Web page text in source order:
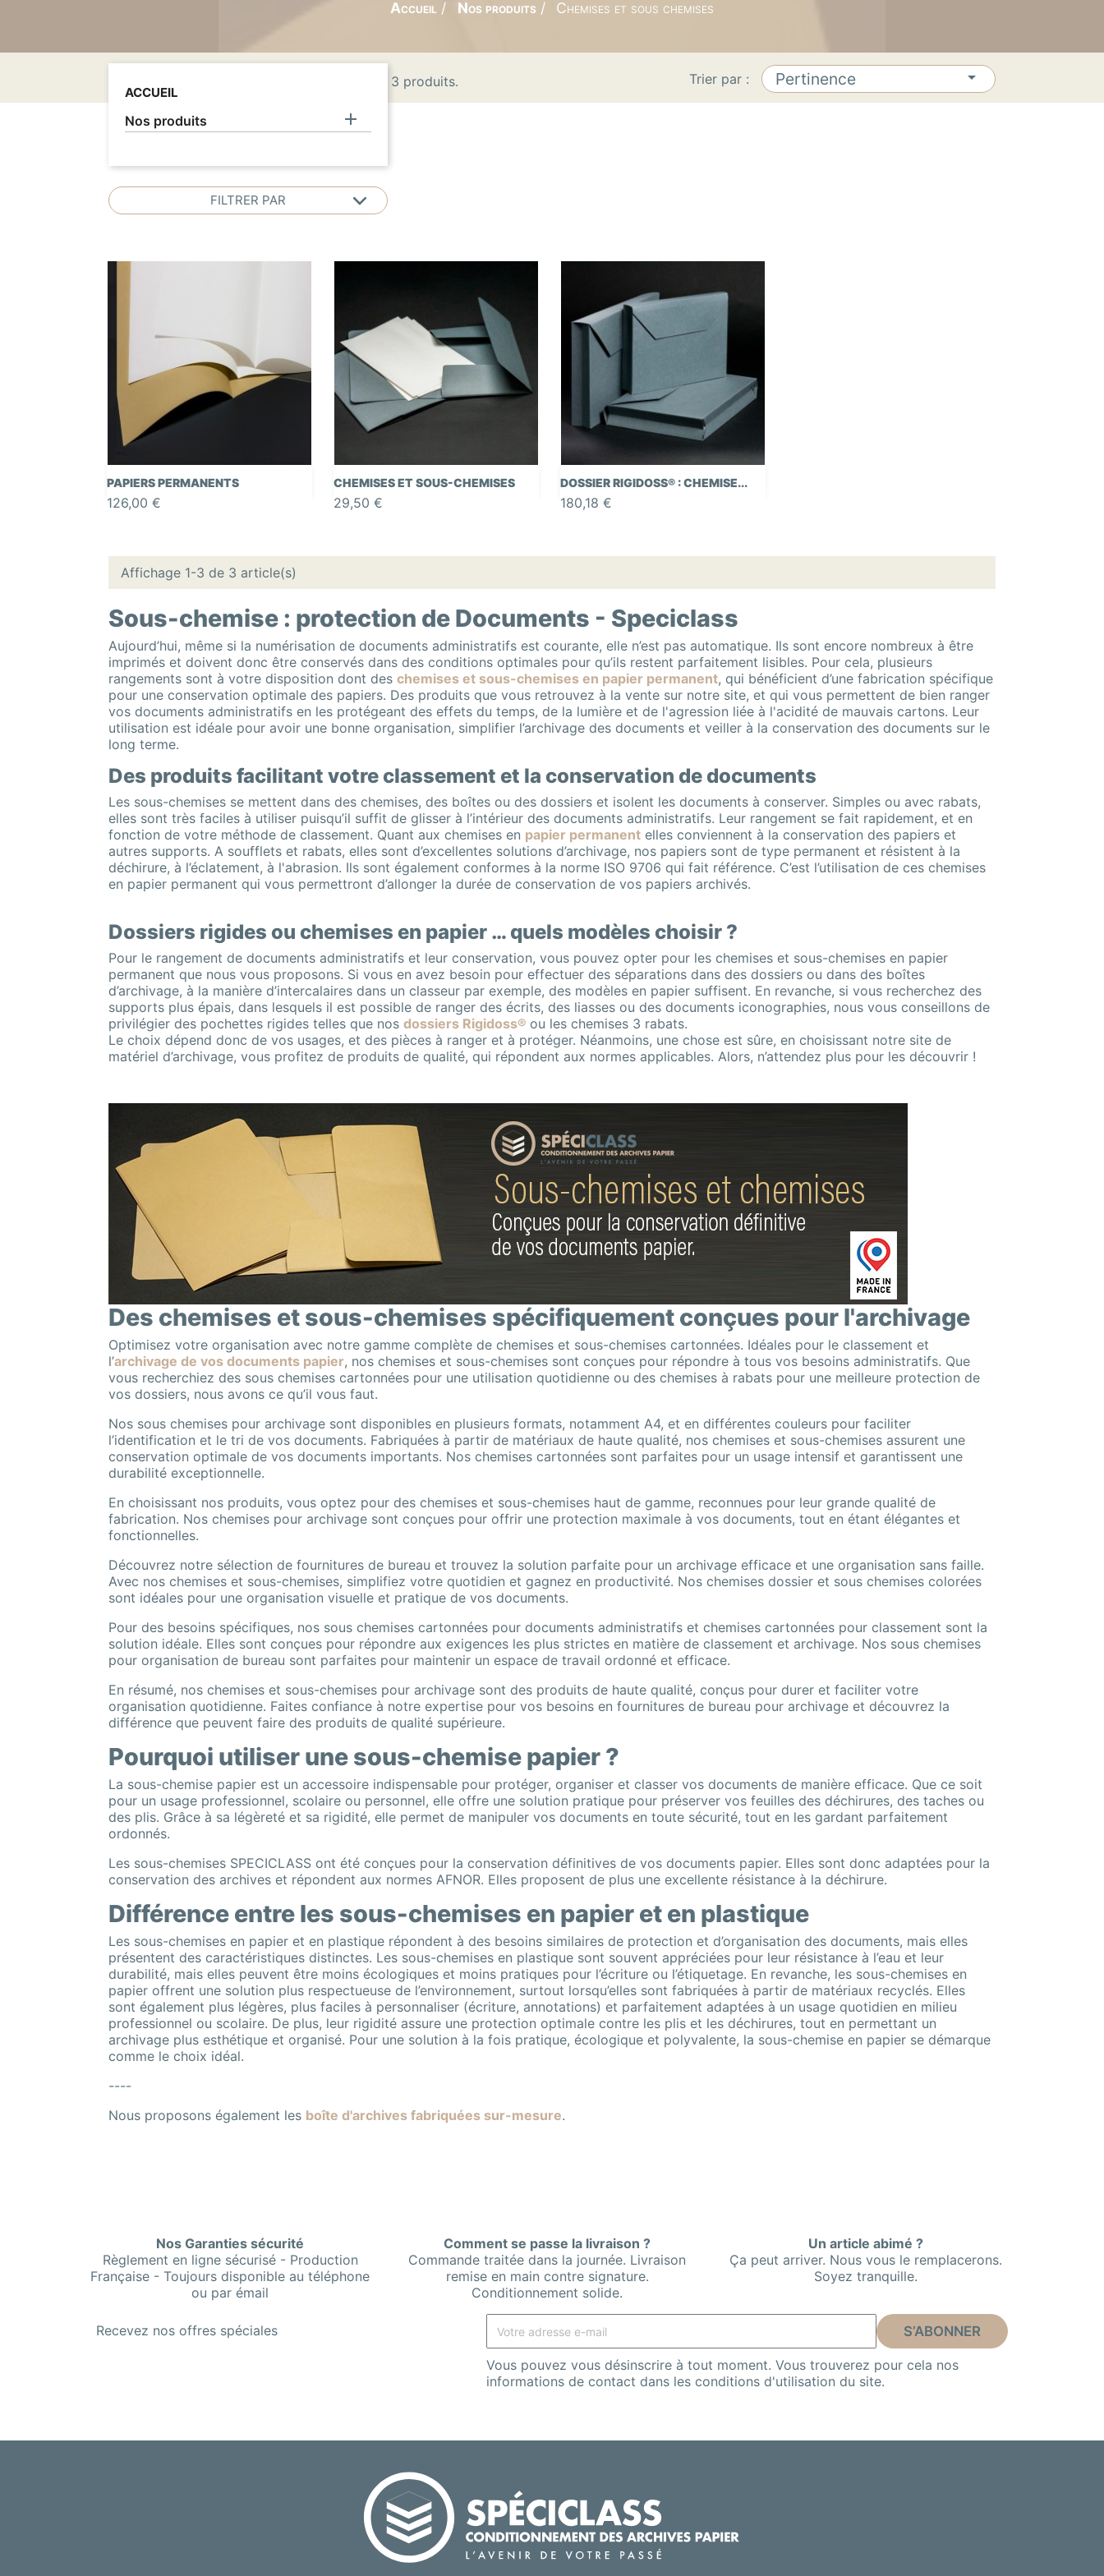
Accueil Nos produits Chemises et sous chemises
Il y a 3 produits. Trier par : Pertinence 
ACCUEIL
Nos produits 
FILTRER PAR
PAPIERS PERMANENTS
126,00 €
Aperçu rapide CHEMISES ET SOUS-CHEMISES
29,50 €
Aperçu rapide DOSSIER RIGIDOSS® : CHEMISE...
180,18 €
Aperçu rapide
Affichage 1-3 de 3 article(s)
Sous-chemise : protection de Documents - Speciclass
Aujourd’hui, même si la numérisation de documents administratifs est courante, elle n’est pas automatique. Ils sont encore nombreux à être
imprimés et doivent donc être conservés dans des conditions optimales pour qu’ils restent parfaitement lisibles. Pour cela, plusieurs
rangements sont à votre disposition dont des chemises et sous-chemises en papier permanent, qui bénéficient d’une fabrication spécifique
pour une conservation optimale des papiers. Des produits que vous retrouvez à la vente sur notre site, et qui vous permettent de bien ranger
vos documents administratifs en les protégeant des effets du temps, de la lumière et de l'agression liée à l'acidité de mauvais cartons. Leur
utilisation est idéale pour avoir une bonne organisation, simplifier l’archivage des documents et veiller à la conservation des documents sur le
long terme.
Des produits facilitant votre classement et la conservation de documents
Les sous-chemises se mettent dans des chemises, des boîtes ou des dossiers et isolent les documents à conserver. Simples ou avec rabats,
elles sont très faciles à utiliser puisqu’il suffit de glisser à l’intérieur des documents administratifs. Leur rangement se fait rapidement, et en
fonction de votre méthode de classement. Quant aux chemises en papier permanent elles conviennent à la conservation des papiers et
autres supports. A soufflets et rabats, elles sont d’excellentes solutions d’archivage, nos papiers sont de type permanent et résistent à la
déchirure, à l’éclatement, à l'abrasion. Ils sont également conformes à la norme ISO 9706 qui fait référence. C’est l’utilisation de ces chemises
en papier permanent qui vous permettront d’allonger la durée de conservation de vos papiers archivés.
Dossiers rigides ou chemises en papier … quels modèles choisir ?
Pour le rangement de documents administratifs et leur conservation, vous pouvez opter pour les chemises et sous-chemises en papier
permanent que nous vous proposons. Si vous en avez besoin pour effectuer des séparations dans des dossiers ou dans des boîtes
d’archivage, à la manière d’intercalaires dans un classeur par exemple, des modèles en papier suffisent. En revanche, si vous recherchez des
supports plus épais, dans lesquels il est possible de ranger des écrits, des liasses ou des documents iconographies, nous vous conseillons de
privilégier des pochettes rigides telles que nos dossiers Rigidoss® ou les chemises 3 rabats.
Le choix dépend donc de vos usages, et des pièces à ranger et à protéger. Néanmoins, une chose est sûre, en choisissant notre site de
matériel d’archivage, vous profitez de produits de qualité, qui répondent aux normes applicables. Alors, n’attendez plus pour les découvrir !
Des chemises et sous-chemises spécifiquement conçues pour l'archivage
Optimisez votre organisation avec notre gamme complète de chemises et sous-chemises cartonnées. Idéales pour le classement et
l’archivage de vos documents papier, nos chemises et sous-chemises sont conçues pour répondre à tous vos besoins administratifs. Que
vous recherchiez des sous chemises cartonnées pour une utilisation quotidienne ou des chemises à rabats pour une meilleure protection de
vos dossiers, nous avons ce qu’il vous faut.
Nos sous chemises pour archivage sont disponibles en plusieurs formats, notamment A4, et en différentes couleurs pour faciliter
l’identification et le tri de vos documents. Fabriquées à partir de matériaux de haute qualité, nos chemises et sous-chemises assurent une
conservation optimale de vos documents importants. Nos chemises cartonnées sont parfaites pour un usage intensif et garantissent une
durabilité exceptionnelle.
En choisissant nos produits, vous optez pour des chemises et sous-chemises haut de gamme, reconnues pour leur grande qualité de
fabrication. Nos chemises pour archivage sont conçues pour offrir une protection maximale à vos documents, tout en étant élégantes et
fonctionnelles.
Découvrez notre sélection de fournitures de bureau et trouvez la solution parfaite pour un archivage efficace et une organisation sans faille.
Avec nos chemises et sous-chemises, simplifiez votre quotidien et gagnez en productivité. Nos chemises dossier et sous chemises colorées
sont idéales pour une organisation visuelle et pratique de vos documents.
Pour des besoins spécifiques, nos sous chemises cartonnées pour documents administratifs et chemises cartonnées pour classement sont la
solution idéale. Elles sont conçues pour répondre aux exigences les plus strictes en matière de classement et archivage. Nos sous chemises
pour organisation de bureau sont parfaites pour maintenir un espace de travail ordonné et efficace.
En résumé, nos chemises et sous-chemises pour archivage sont des produits de haute qualité, conçus pour durer et faciliter votre
organisation quotidienne. Faites confiance à notre expertise pour vos besoins en fournitures de bureau pour archivage et découvrez la
différence que peuvent faire des produits de qualité supérieure.
Pourquoi utiliser une sous-chemise papier ?
La sous-chemise papier est un accessoire indispensable pour protéger, organiser et classer vos documents de manière efficace. Que ce soit
pour un usage professionnel, scolaire ou personnel, elle offre une solution pratique pour préserver vos feuilles des déchirures, des taches ou
des plis. Grâce à sa légèreté et sa rigidité, elle permet de manipuler vos documents en toute sécurité, tout en les gardant parfaitement
ordonnés.
Les sous-chemises SPECICLASS ont été conçues pour la conservation définitives de vos documents papier. Elles sont donc adaptées pour la
conservation des archives et répondent aux normes AFNOR. Elles proposent de plus une excellente résistance à la déchirure.
Différence entre les sous-chemises en papier et en plastique
Les sous-chemises en papier et en plastique répondent à des besoins similaires de protection et d’organisation des documents, mais elles
présentent des caractéristiques distinctes. Les sous-chemises en plastique sont souvent appréciées pour leur résistance à l’eau et leur
durabilité, mais elles peuvent être moins écologiques et moins pratiques pour l’écriture ou l’étiquetage. En revanche, les sous-chemises en
papier offrent une solution plus respectueuse de l’environnement, surtout lorsqu’elles sont fabriquées à partir de matériaux recyclés. Elles
sont également plus légères, plus faciles à personnaliser (écriture, annotations) et parfaitement adaptées à un usage quotidien en milieu
professionnel ou scolaire. De plus, leur rigidité assure une protection optimale contre les plis et les déchirures, tout en permettant un
archivage plus esthétique et organisé. Pour une solution à la fois pratique, écologique et polyvalente, la sous-chemise en papier se démarque
comme le choix idéal.
----
Nous proposons également les boîte d'archives fabriquées sur-mesure.
Nos Garanties sécurité
Règlement en ligne sécurisé - Production
Française - Toujours disponible au téléphone
ou par émail
Comment se passe la livraison ?
Commande traitée dans la journée. Livraison
remise en main contre signature.
Conditionnement solide.
Un article abimé ?
Ça peut arriver. Nous vous le remplacerons.
Soyez tranquille.
Recevez nos offres spéciales
Vous pouvez vous désinscrire à tout moment. Vous trouverez pour cela nos
informations de contact dans les conditions d'utilisation du site.